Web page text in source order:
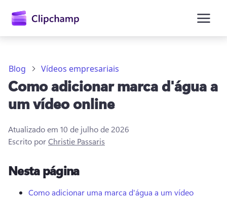
conteúdo
principal
Experimentar gratuitamente
Blog Vídeos empresariais
Como adicionar marca d'água a
um vídeo online
Atualizado em 10 de julho de 2026
Escrito porChristie Passaris
Nesta página
Como adicionar uma marca d'água a um vídeo